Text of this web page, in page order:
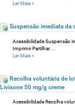
Ler Mais»
Suspensão imediata da
Acessibilidade Suspensão
Imprimir Partilhar ...
Ler Mais»
Recolha voluntária de
Livixone 50 mg/g creme
Acessibilidade Recolha